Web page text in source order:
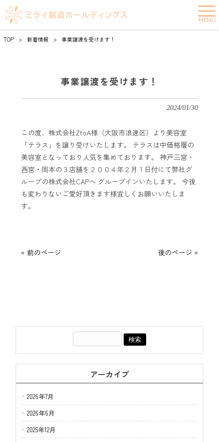
MENU
TOP > 新着情報 > 事業譲渡を受けます！
事業譲渡を受けます！
2024/01/30
この度、株式会社ZtoA様（大阪市浪速区）より美容室
「テラス」を譲り受けいたします。 テラスは中価格層の
美容室となっており人気を集めております。 神戸三宮・
西宮・岡本の３店舗を２００４年２月１日付にて弊社グ
ループの株式会社CAPへ グループインいたします。 今後
も変わりないご愛好頂きます様宜しくお願いいたしま
す。
« 前のページ 後のページ »
アーカイブ
2026年7月
2026年6月
2025年12月